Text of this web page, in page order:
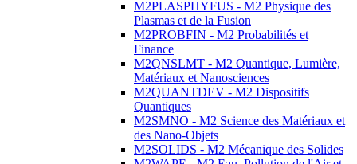
M2PLASPHYFUS - M2 Physique des
Plasmas et de la Fusion
M2PROBFIN - M2 Probabilités et
Finance
M2QNSLMT - M2 Quantique, Lumière,
Matériaux et Nanosciences
M2QUANTDEV - M2 Dispositifs
Quantiques
M2SMNO - M2 Science des Matériaux et
des Nano-Objets
M2SOLIDS - M2 Mécanique des Solides